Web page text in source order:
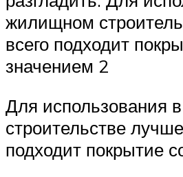
жилищном
всего подходит
значением 2
Для использования
строительстве
подходит покрытие